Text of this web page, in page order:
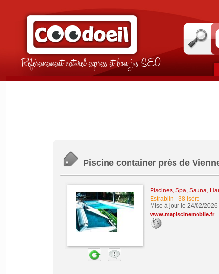
Référencement naturel express et bon jus SEO
Piscine container près de
Piscines, Spa, Sauna,
Estrablin - 38 Isère
Mise à jour le 24/02/2026
www.mapiscinemobile.fr